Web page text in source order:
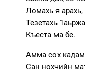
Ломахь я арахь,
Тезетахь
Къеста ма бе.
Амма сох
Сан нохчийн